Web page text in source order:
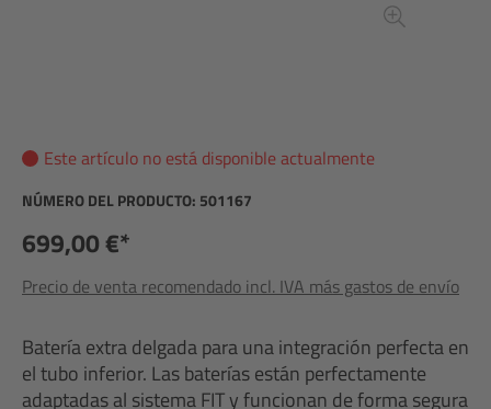
Este artículo no está disponible actualmente
NÚMERO DEL PRODUCTO: 501167
699,00 €*
Precio de venta recomendado incl. IVA más gastos de envío
Batería extra delgada para una integración perfecta en
el tubo inferior. Las baterías están perfectamente
adaptadas al sistema FIT y funcionan de forma segura